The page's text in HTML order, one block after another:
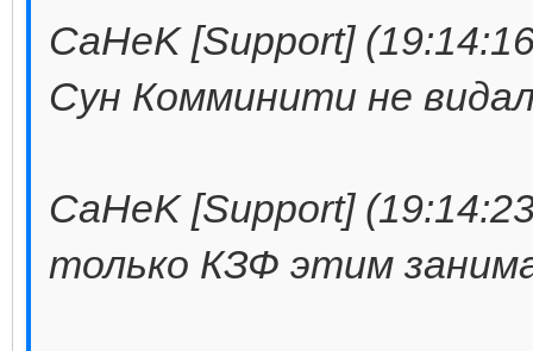
CaHeK [Support]
Сун Комминити не
CaHeK [Support]
только КЗФ этим